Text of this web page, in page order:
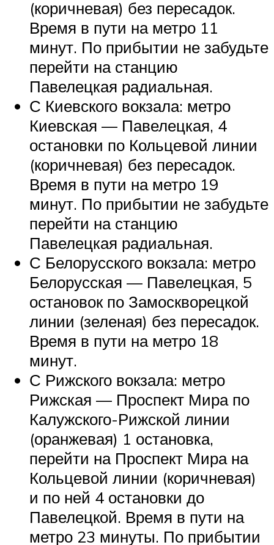
(коричневая) без пересадок.
Время в пути на метро 11
минут. По прибытии не забудьте
перейти на станцию
Павелецкая радиальная.
С Киевского вокзала: метро
Киевская — Павелецкая, 4
остановки по Кольцевой линии
(коричневая) без пересадок.
Время в пути на метро 19
минут. По прибытии не забудьте
перейти на станцию
Павелецкая радиальная.
С Белорусского вокзала: метро
Белорусская — Павелецкая, 5
остановок по Замоскворецкой
линии (зеленая) без пересадок.
Время в пути на метро 18
минут.
С Рижского вокзала: метро
Рижская — Проспект Мира по
Калужского-Рижской линии
(оранжевая) 1 остановка,
перейти на Проспект Мира на
Кольцевой линии (коричневая)
и по ней 4 остановки до
Павелецкой. Время в пути на
метро 23 минуты. По прибытии